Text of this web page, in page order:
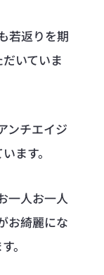
若返りを期
いていま
ンチエイジ
ます。
一人お一人
お綺麗にな
。